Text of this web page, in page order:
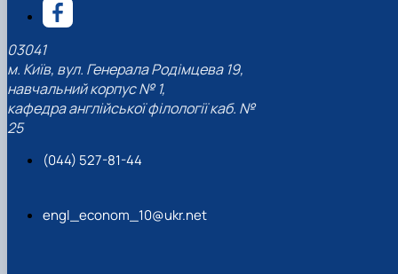
03041
м. Київ, вул. Генерала Родімцева 19,
навчальний корпус № 1,
кафедра англійської філології каб. №
25
(044) 527-81-44
engl_econom_10@ukr.net